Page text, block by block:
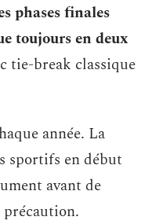
phases finales
toujours en deux
tie-break classique
année. La
sportifs en début
avant de